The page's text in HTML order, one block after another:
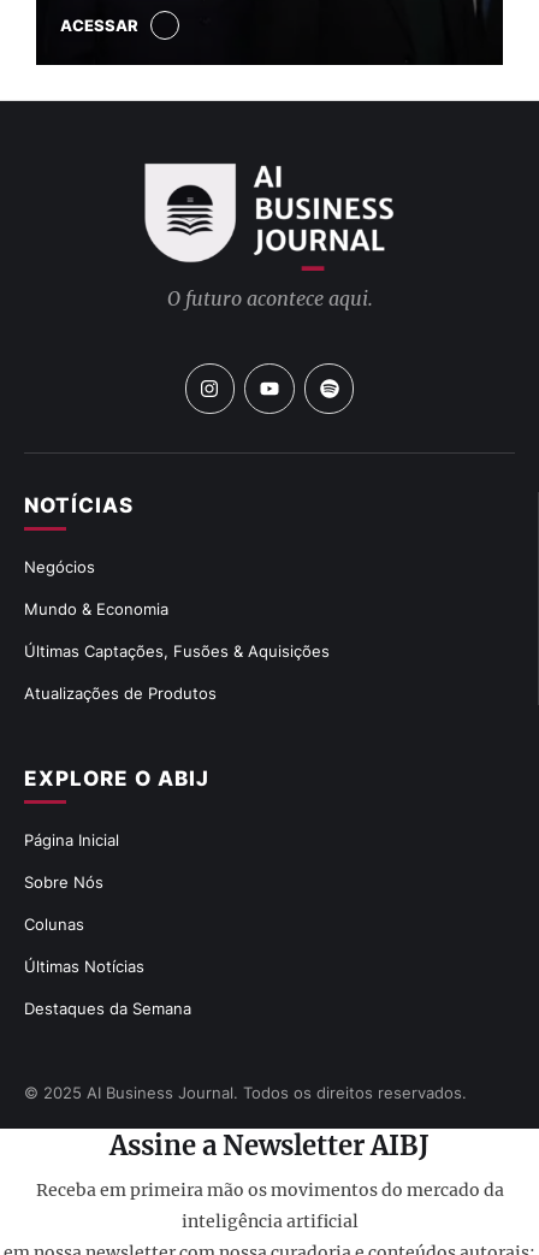
ACESSAR
EXPLORE O ABIJ
Página Inicial
Sobre Nós
Colunas
Últimas Notícias
Destaques da Semana
NOTÍCIAS
Negócios
Mundo & Economia
Últimas Captações, Fusões & Aquisições
Atualizações de Produtos
O futuro acontece aqui.
© 2025 AI Business Journal. Todos os direitos reservados.
Assine a Newsletter AIBJ
Receba em primeira mão os movimentos do mercado da
inteligência artificial